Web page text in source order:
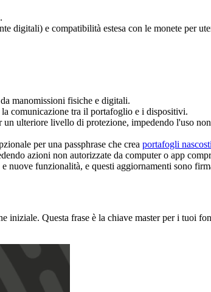
digitali) e compatibilità estesa con le monete per
manomissioni fisiche e digitali.
comunicazione tra il portafoglio e i dispositivi.
ulteriore livello di protezione, impedendo l'uso
per una passphrase che crea portafogli nascosti
azioni non autorizzate da computer o app
funzionalità, e questi aggiornamenti sono
Questa frase è la chiave master per i tuoi